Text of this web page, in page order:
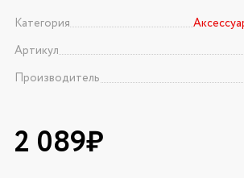
Категория
Артикул
Производитель
2 089₽